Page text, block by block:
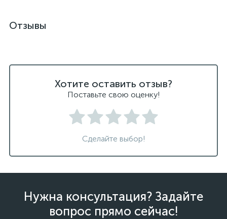
Отзывы
Хотите оставить отзыв?
Поставьте свою оценку!
Сделайте выбор!
Нужна консультация? Задайте
вопрос прямо сейчас!